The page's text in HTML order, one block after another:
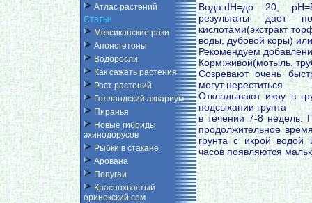
Атлас растений
Статьи
Мексиканские раки
Апоногетоны
Водоросли
Как сажать растения
Рост растений
Голландский аквариум
Пиранья
Новые гибриды
эхинодорусов
Рыбки в стакане
Арована
Попугаи
Краснохвостый
оринокский сом
Вода:dH=до 20,
результаты дает
кислотами(экстракт
воды, дубовой коры)
Рекомендуем
Корм:живой(мотыль,
Созревают очень
могут нереститься.
Откладывают икру в
подсыхании грунта
в течении 7-8 недель.
продолжительное
грунта с икрой водой
часов появляются